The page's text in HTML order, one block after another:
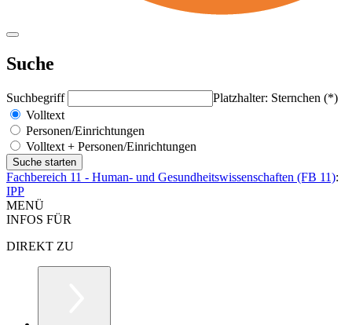
Suche
Suchbegriff
Platzhalter: Sternchen (*)
Volltext
Personen/Einrichtungen
Volltext + Personen/Einrichtungen
Fachbereich 11 - Human- und Gesundheitswissenschaften (FB 11):
IPP
MENÜ
INFOS FÜR
DIREKT ZU